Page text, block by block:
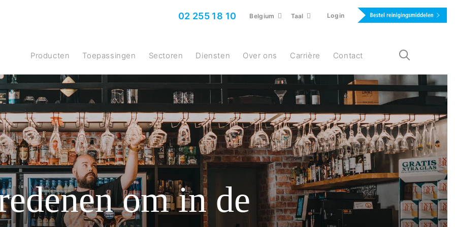
02 255 18 10 Belgium Taal Login
producten Toepassingen Sectoren Diensten Over ons Carrière Contact
om in de